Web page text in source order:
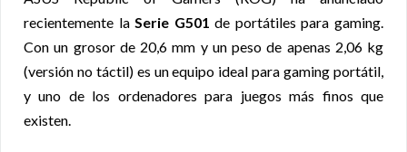
recientemente la Serie G501 de portátiles para gaming.
Con un grosor de 20,6 mm y un peso de apenas 2,06 kg
(versión no táctil) es un equipo ideal para gaming portátil,
y uno de los ordenadores para juegos más finos que
existen.